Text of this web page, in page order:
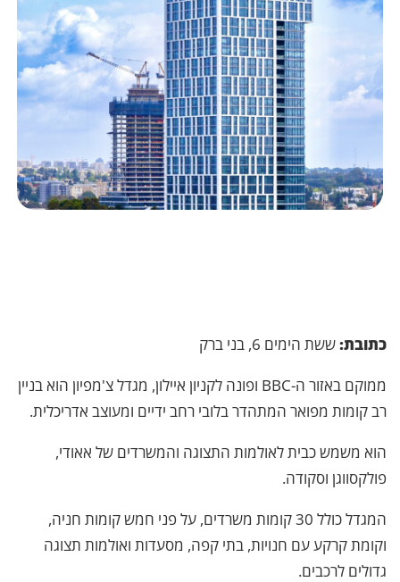
כתובת:ששת הימים 6, בני ברק
ממוקם באזור ה-BBC ופונה לקניון איילון, מגדל צ'מפיון הוא בניין
רב קומות מפואר המתהדר בלובי רחב ידיים ומעוצב אדריכלית.
הוא משמש כבית לאולמות התצוגה והמשרדים של אאודי,
פולקסווגן וסקודה.
המגדל כולל 30 קומות משרדים, על פני חמש קומות חניה,
וקומת קרקע עם חנויות, בתי קפה, מסעדות ואולמות תצוגה
גדולים לרכבים.